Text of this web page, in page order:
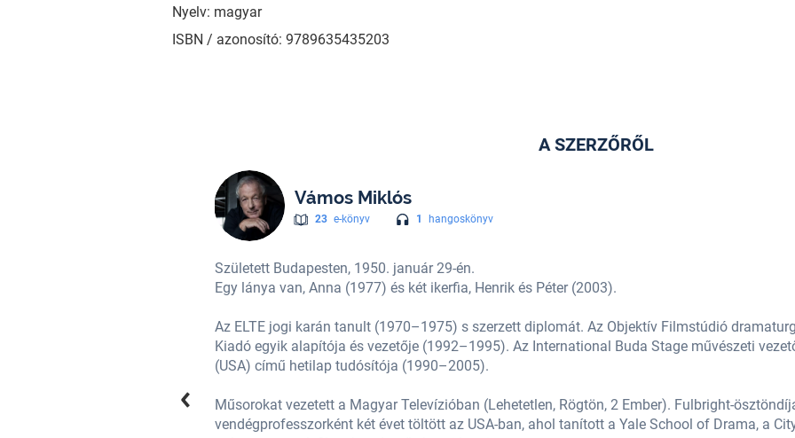
Nyelv: magyar
ISBN / azonosító: 9789635435203
A SZERZŐRŐL
Vámos Miklós
23 e-könyv 1 hangoskönyv
Született Budapesten, 1950. január 29-én.
Egy lánya van, Anna (1977) és két ikerfia, Henrik és Péter (2003).
Az ELTE jogi karán tanult (1970–1975) s szerzett diplomát. Az Objektív Filmstúdió
Kiadó egyik alapítója és vezetője (1992–1995). Az International Buda Stage művészeti
(USA) című hetilap tudósítója (1990–2005).
Műsorokat vezetett a Magyar Televízióban (Lehetetlen, Rögtön, 2 Ember). Fulbright-
vendégprofesszorként két évet töltött az USA-ban, ahol tanított a Yale School of Drama, a